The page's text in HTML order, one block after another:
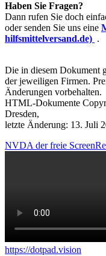
Haben Sie Fragen?
Dann rufen Sie doch
oder senden Sie uns eine
hilfsmittelversand.de) .
Die in diesem Dokument
der jeweiligen Firmen.
Änderungen vorbehalten.
HTML-Dokumente
Dresden,
letzte Änderung: 13. Juli
NVDA der freie
https://dotpad.vision